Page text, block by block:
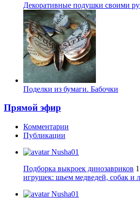
Декоративные подушки своими
Поделки из бумаги. Бабочки
Прямой эфир
Комментарии
Публикации
Nusha01
Подборка выкроек динозавриков 1
игрушек: шьем медведей, собак и
Nusha01